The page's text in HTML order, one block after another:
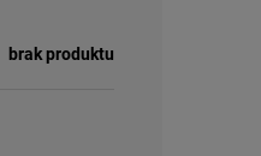
brak produktu